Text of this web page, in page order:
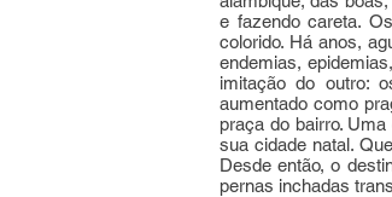
e fazendo careta.
colorido. Há anos,
endemias,
imitação do outro:
aumentado como
praça do bairro.
sua cidade natal.
Desde então, o
pernas inchadas